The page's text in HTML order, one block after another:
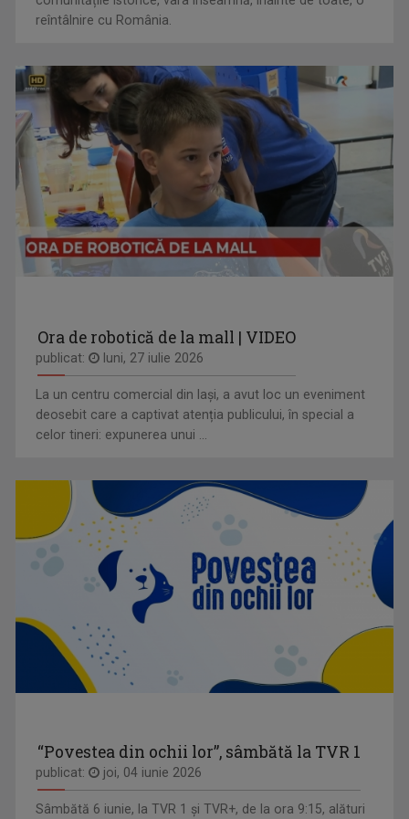
reîntâlnire cu România.
Ora de robotică de la mall | VIDEO
publicat: luni, 27 iulie 2026
La un centru comercial din Iași, a avut loc un eveniment
deosebit care a captivat atenția publicului, în special a
celor tineri: expunerea unui ...
“Povestea din ochii lor”, sâmbătă la TVR 1
publicat: joi, 04 iunie 2026
Sâmbătă 6 iunie, la TVR 1 și TVR+, de la ora 9:15, alături